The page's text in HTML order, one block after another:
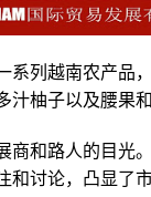
系列越南农产品
汁柚子以及腰果
商和路人的目光
和讨论，凸显了